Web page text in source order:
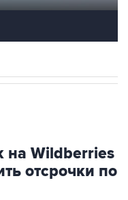
на Wildberries
отсрочки по